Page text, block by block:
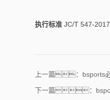
执行标准 JC/T 547-
上一篇：bsports必
下一篇：